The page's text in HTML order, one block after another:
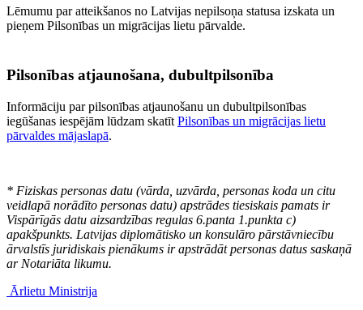
Lēmumu par atteikšanos no Latvijas nepilsoņa statusa izskata un
pieņem Pilsonības un migrācijas lietu pārvalde.
Pilsonības atjaunošana, dubultpilsonība
Informāciju par pilsonības atjaunošanu un dubultpilsonības
iegūšanas iespējām lūdzam skatīt Pilsonības un migrācijas lietu
pārvaldes mājaslapā.
* Fiziskas personas datu (vārda, uzvārda, personas koda un citu
veidlapā norādīto personas datu) apstrādes tiesiskais pamats ir
Vispārīgās datu aizsardzības regulas 6.panta 1.punkta c)
apakšpunkts. Latvijas diplomātisko un konsulāro pārstāvniecību
ārvalstīs juridiskais pienākums ir apstrādāt personas datus saskaņā
ar Notariāta likumu.
Ārlietu Ministrija